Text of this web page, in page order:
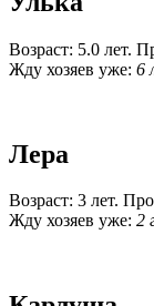
Возраст: 5.0 лет.
Жду хозяев уже: 6
Лера
Возраст: 3 лет.
Жду хозяев уже: 2